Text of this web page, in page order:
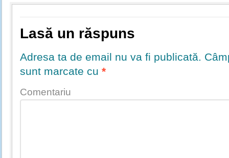
Lasă un răspuns
Adresa ta de email nu va fi publicată.
sunt marcate cu *
Comentariu